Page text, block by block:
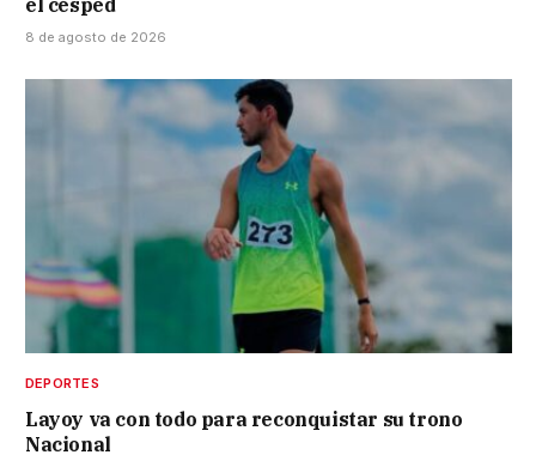
el césped
8 de agosto de 2026
DEPORTES
Layoy va con todo para reconquistar su trono
Nacional